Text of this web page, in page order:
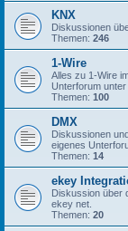
KNX
Diskussionen
Themen: 246
1-Wire
Alles zu 1-Wire
Unterforum
Themen: 100
DMX
Diskussionen
eigenes
Themen: 14
ekey
Diskussion über
ekey net.
Themen: 20